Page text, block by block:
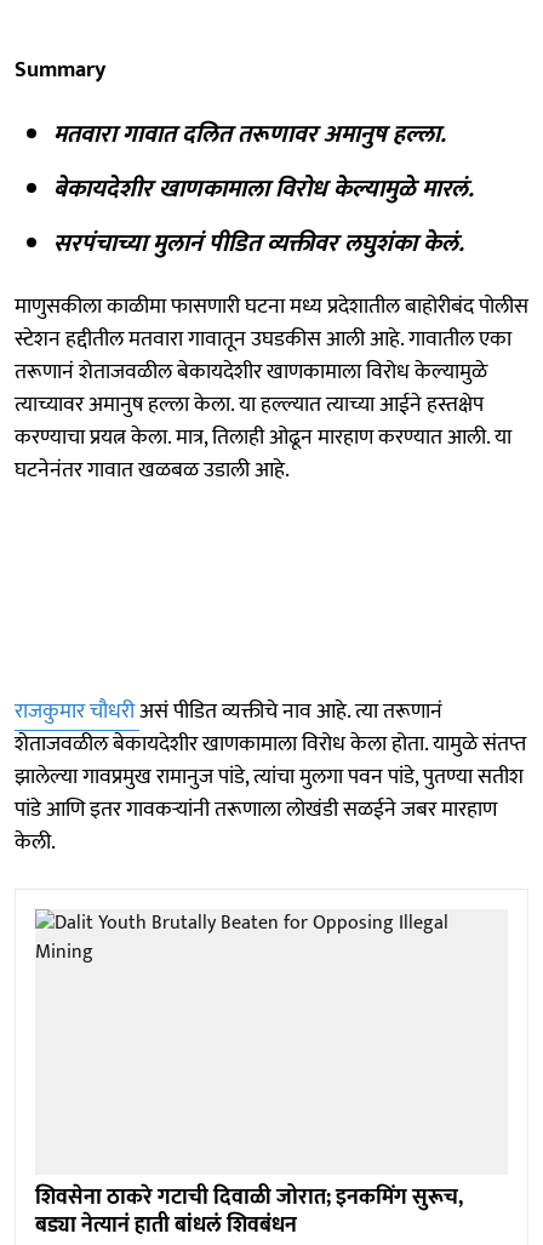
Summary
मतवारा गावात दलित तरूणावर अमानुष हल्ला.
बेकायदेशीर खाणकामाला विरोध केल्यामुळे मारलं.
सरपंचाच्या मुलानं पीडित व्यक्तीवर लघुशंका केलं.
माणुसकीला काळीमा फासणारी घटना मध्य प्रदेशातील बाहोरीबंद पोलीस
स्टेशन हद्दीतील मतवारा गावातून उघडकीस आली आहे. गावातील एका
तरूणानं शेताजवळील बेकायदेशीर खाणकामाला विरोध केल्यामुळे
त्याच्यावर अमानुष हल्ला केला. या हल्ल्यात त्याच्या आईने हस्तक्षेप
करण्याचा प्रयत्न केला. मात्र, तिलाही ओढून मारहाण करण्यात आली. या
घटनेनंतर गावात खळबळ उडाली आहे.
राजकुमार चौधरीअसं पीडित व्यक्तीचे नाव आहे. त्या तरूणानं
शेताजवळील बेकायदेशीर खाणकामाला विरोध केला होता. यामुळे संतप्त
झालेल्या गावप्रमुख रामानुज पांडे, त्यांचा मुलगा पवन पांडे, पुतण्या सतीश
पांडे आणि इतर गावकऱ्यांनी तरूणाला लोखंडी सळईने जबर मारहाण
केली.
शिवसेना ठाकरे गटाची दिवाळी जोरात; इनकमिंग सुरूच,
बड्या नेत्यानं हाती बांधलं शिवबंधन